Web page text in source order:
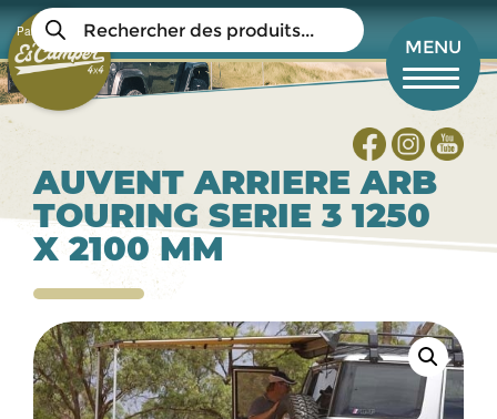
Aller
au
contenu
principal
Panier Mon compte
Recherche
de
produits
MENU
AUVENT ARRIERE ARB
TOURING SERIE 3 1250
X 2100 MM